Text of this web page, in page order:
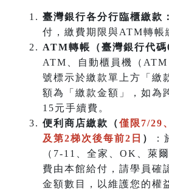
臺灣銀行各分行臨櫃繳款：
付，繳費期限與ATM轉帳
ATM轉帳（臺灣銀行代碼
ATM、自動櫃員機（
號標示於繳款單上方「繳
額為「繳款金額」，如為
15元手續費。
便利商店繳款（僅限7/29
及第2梯次後每前2日 ）
（7-11、全家、OK、萊
費由本館給付，請學員確
金額數目，以維護您的權